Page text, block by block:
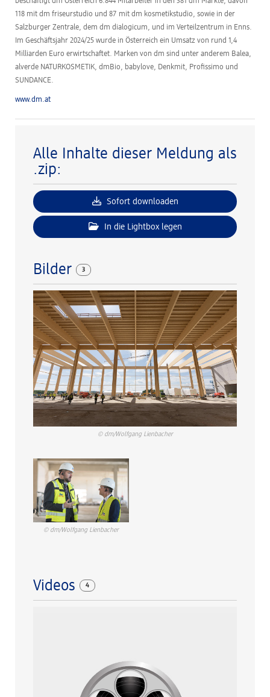
118 mit dm friseurstudio und 87 mit dm kosmetikstudio, sowie in der
Salzburger Zentrale, dem dm dialogicum, und im Verteilzentrum in Enns.
Im Geschäftsjahr 2024/25 wurde in Österreich ein Umsatz von rund 1,4
Milliarden Euro erwirtschaftet. Marken von dm sind unter anderem Balea,
alverde NATURKOSMETIK, dmBio, babylove, Denkmit, Profissimo und
SUNDANCE.
www.dm.at
Alle Inhalte dieser Meldung als
.zip:
Sofort downloaden
In die Lightbox legen
Bilder 3
© dm/Wolfgang Lienbacher
© dm/Wolfgang Lienbacher
Videos 4